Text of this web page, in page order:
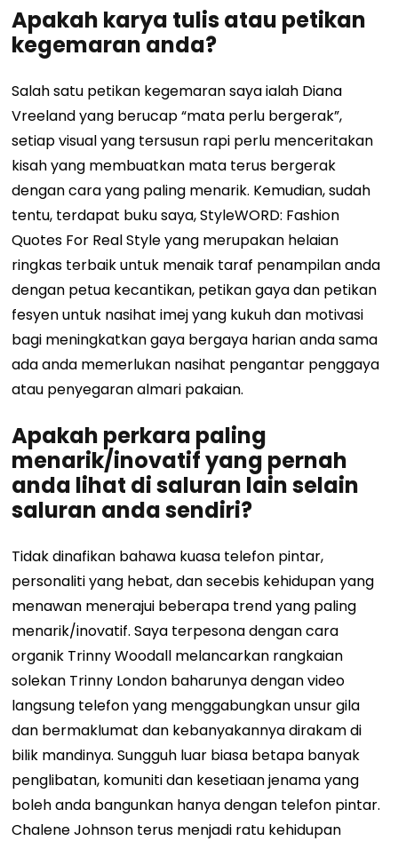
Apakah karya tulis atau petikan
kegemaran anda?
Salah satu petikan kegemaran saya ialah Diana
Vreeland yang berucap “mata perlu bergerak”,
setiap visual yang tersusun rapi perlu menceritakan
kisah yang membuatkan mata terus bergerak
dengan cara yang paling menarik. Kemudian, sudah
tentu, terdapat buku saya, StyleWORD: Fashion
Quotes For Real Style yang merupakan helaian
ringkas terbaik untuk menaik taraf penampilan anda
dengan petua kecantikan, petikan gaya dan petikan
fesyen untuk nasihat imej yang kukuh dan motivasi
bagi meningkatkan gaya bergaya harian anda sama
ada anda memerlukan nasihat pengantar penggaya
atau penyegaran almari pakaian.
Apakah perkara paling
menarik/inovatif yang pernah
anda lihat di saluran lain selain
saluran anda sendiri?
Tidak dinafikan bahawa kuasa telefon pintar,
personaliti yang hebat, dan secebis kehidupan yang
menawan menerajui beberapa trend yang paling
menarik/inovatif. Saya terpesona dengan cara
organik Trinny Woodall melancarkan rangkaian
solekan Trinny London baharunya dengan video
langsung telefon yang menggabungkan unsur gila
dan bermaklumat dan kebanyakannya dirakam di
bilik mandinya. Sungguh luar biasa betapa banyak
penglibatan, komuniti dan kesetiaan jenama yang
boleh anda bangunkan hanya dengan telefon pintar.
Chalene Johnson terus menjadi ratu kehidupan